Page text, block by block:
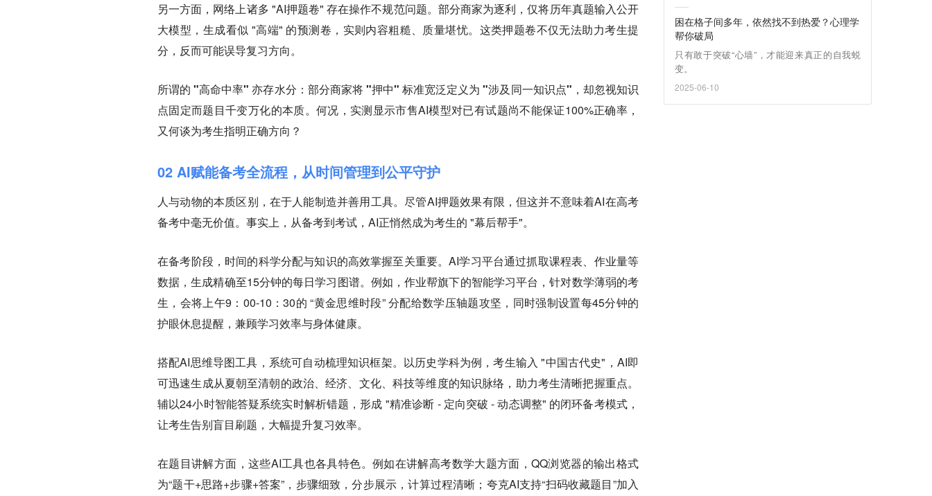
另一方面，网络上诸多 "AI押题卷" 存在操作不规范问题。部分商家为逐利，仅将历年真题输入公开
大模型，生成看似 "高端" 的预测卷，实则内容粗糙、质量堪忧。这类押题卷不仅无法助力考生提
分，反而可能误导复习方向。
所谓的 "高命中率" 亦存水分：部分商家将 "押中" 标准宽泛定义为 "涉及同一知识点"，却忽视知识
点固定而题目千变万化的本质。 何况，实测显示市售AI模型对已有试题尚不能保证100%正确率，
又何谈为考生指明正确方向？
02 AI赋能备考全流程，从时间管理到公平守护
人与动物的本质区别，在于人能制造并善用工具。尽管AI押题效果有限，但这并不意味着AI在高考
备考中毫无价值。事实上，从备考到考试，AI正悄然成为考生的 "幕后帮手"。
在备考阶段，时间的科学分配与知识的高效掌握至关重要。AI学习平台通过抓取课程表、作业量等
数据，生成精确至15分钟的每日学习图谱。例如，作业帮旗下的智能学习平台，针对数学薄弱的考
生，会将上午9：00-10：30的 “黄金思维时段” 分配给数学压轴题攻坚，同时强制设置每45分钟的
护眼休息提醒，兼顾学习效率与身体健康。
搭配AI思维导图工具，系统可自动梳理知识框架。以历史学科为例，考生输入 "中国古代史"，AI即
可迅速生成从夏朝至清朝的政治、经济、文化、科技等维度的知识脉络，助力考生清晰把握重点。
辅以24小时智能答疑系统实时解析错题，形成 "精准诊断 - 定向突破 - 动态调整" 的闭环备考模式，
让考生告别盲目刷题，大幅提升复习效率。
在题目讲解方面，这些AI工具也各具特色。例如在讲解高考数学大题方面，QQ浏览器的输出格式
为“题干+思路+步骤+答案”，步骤细致，分步展示，计算过程清晰；夸克AI支持“扫码收藏题目”加入
困在格子间多年，依然找不到热爱？心理学
帮你破局
只有敢于突破“心墙”，才能迎来真正的自我蜕
变。
2025-06-10